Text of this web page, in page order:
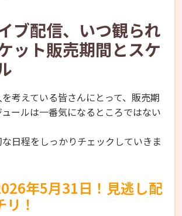
ブ配信、いつ観られ
ット販売期間とスケ
考えている皆さんにとって、販売期
ールは一番気になるところではない
日程をしっかりチェックしていきま
年5月31日！見逃し配
！